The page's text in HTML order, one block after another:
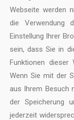
Webseite werden
die Verwendung
Einstellung Ihrer
sein, dass Sie in
Funktionen dieser
Wenn Sie mit der
aus Ihrem Besuch
der Speicherung
jederzeit